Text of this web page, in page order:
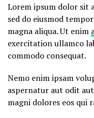
Lorem ipsum dolor sit
sed do eiusmod
magna aliqua. Ut enim
exercitation ullamco
commodo consequat.
Nemo enim ipsam
aspernatur aut odit
magni dolores eos qui